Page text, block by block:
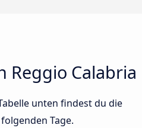
Reggio Calabria
unten findest du die
Tage.